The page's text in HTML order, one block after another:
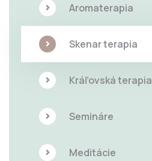
Aromaterapia
Skenar terapia
Kráľovská terapia
Semináre
Meditácie